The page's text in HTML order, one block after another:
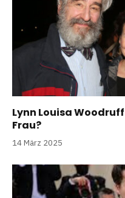
Lynn Louisa
Frau?
14 März 2025